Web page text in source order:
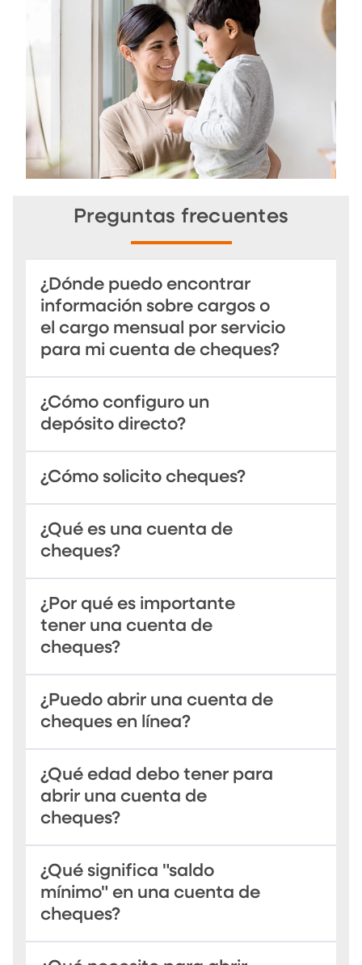
Preguntas frecuentes
¿Dónde puedo encontrar
información sobre cargos o
el cargo mensual por servicio
para mi cuenta de cheques?
¿Cómo configuro un
depósito directo?
¿Cómo solicito cheques?
¿Qué es una cuenta de
cheques?
¿Por qué es importante
tener una cuenta de
cheques?
¿Puedo abrir una cuenta de
cheques en línea?
¿Qué edad debo tener para
abrir una cuenta de
cheques?
¿Qué significa "saldo
mínimo" en una cuenta de
cheques?